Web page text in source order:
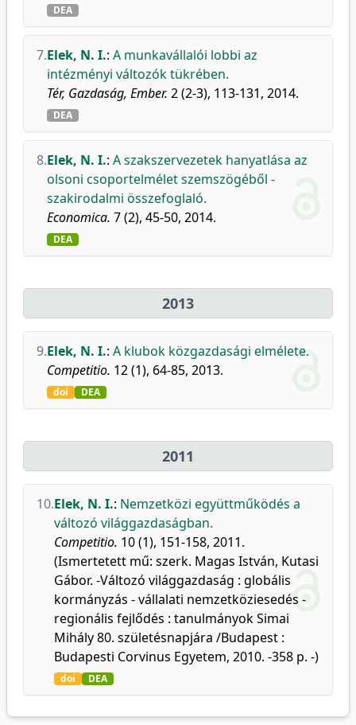
DEA
7.Elek, N. I.: A munkavállalói lobbi az
intézményi változók tükrében.
Tér, Gazdaság, Ember. 2 (2-3), 113-131, 2014.
DEA
8.Elek, N. I.: A szakszervezetek hanyatlása az
olsoni csoportelmélet szemszögéből -
szakirodalmi összefoglaló.
Economica. 7 (2), 45-50, 2014.
DEA
2013
9.Elek, N. I.: A klubok közgazdasági elmélete.
Competitio. 12 (1), 64-85, 2013.
doi DEA
2011
10.Elek, N. I.: Nemzetközi együttműködés a
változó világgazdaságban.
Competitio. 10 (1), 151-158, 2011.
(Ismertetett mű: szerk. Magas István, Kutasi
Gábor. -Változó világgazdaság : globális
kormányzás - vállalati nemzetköziesedés -
regionális fejlődés : tanulmányok Simai
Mihály 80. születésnapjára /Budapest :
Budapesti Corvinus Egyetem, 2010. -358 p. -)
doi DEA